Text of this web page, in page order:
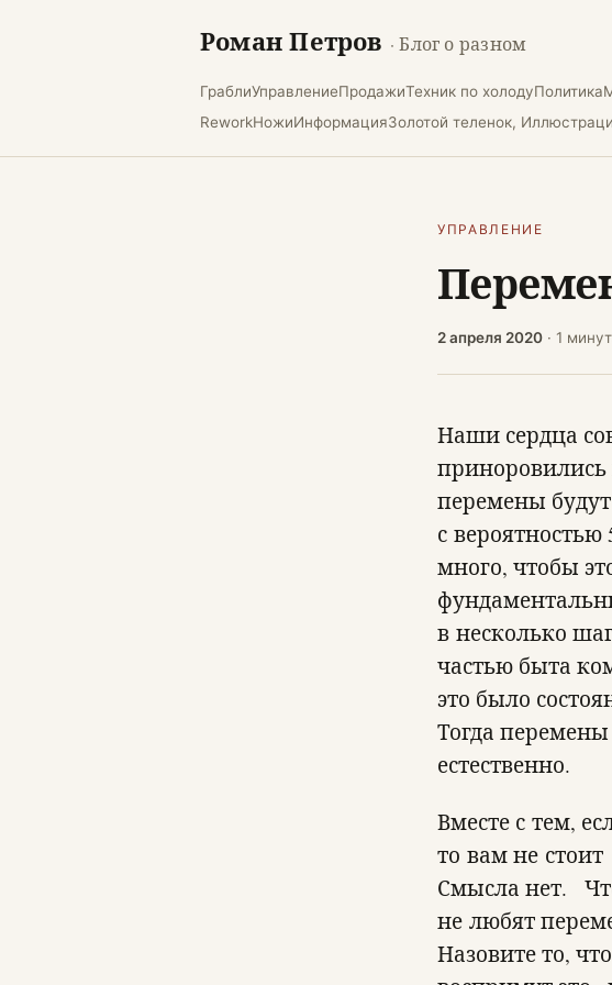
Роман Петров · Блог о разном
ГраблиУправлениеПродажиТехник по холодуПолитика
ReworkНожиИнформацияЗолотой теленок,
УПРАВЛЕНИЕ
2 апреля 2020 · 1
Наши сердца
перемены
с
много, чтобы
в несколько
частью быта
это было
Тогда
естественно.
Вместе с тем,
то вам не
Смысла нет.
не любят
Назовите то,